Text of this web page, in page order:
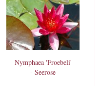
Nymphaea 'Froebeli'
- Seerose